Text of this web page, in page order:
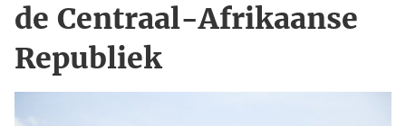
de Centraal-Afrikaanse
Republiek